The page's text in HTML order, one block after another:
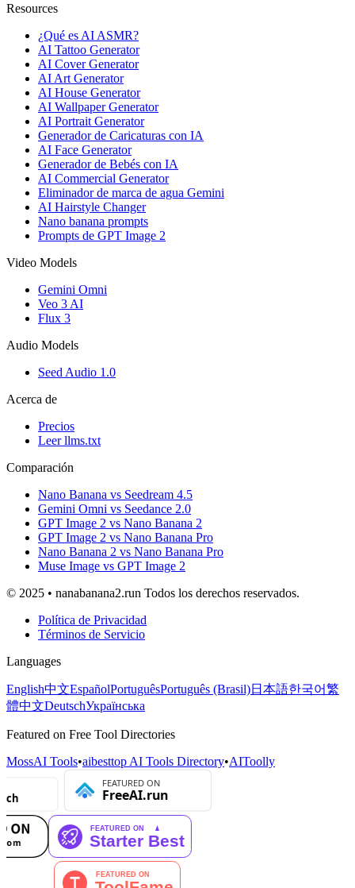
Resources
¿Qué es AI ASMR?
AI Tattoo Generator
AI Cover Generator
AI Art Generator
AI House Generator
AI Wallpaper Generator
AI Portrait Generator
Generador de Caricaturas con IA
AI Face Generator
Generador de Bebés con IA
AI Commercial Generator
Eliminador de marca de agua Gemini
AI Hairstyle Changer
Nano banana prompts
Prompts de GPT Image 2
Video Models
Gemini Omni
Veo 3 AI
Flux 3
Audio Models
Seed Audio 1.0
Acerca de
Precios
Leer llms.txt
Comparación
Nano Banana vs Seedream 4.5
Gemini Omni vs Seedance 2.0
GPT Image 2 vs Nano Banana 2
GPT Image 2 vs Nano Banana Pro
Nano Banana 2 vs Nano Banana Pro
Muse Image vs GPT Image 2
© 2025 • nanabanana2.run Todos los derechos reservados.
Política de Privacidad
Términos de Servicio
Languages
English中文EspañolPortuguêsPortuguês (Brasil)日本語한국어繁
體中文DeutschУкраїнська
Featured on Free Tool Directories
MossAI Tools•aibesttop AI Tools Directory•AIToolly